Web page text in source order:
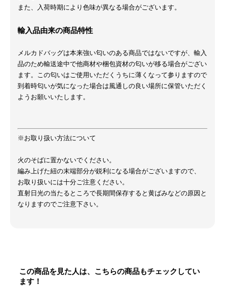
また、入荷時期により色味が異なる場合がございます。
輸入品由来の商品特性
メルカドバッグは本来強い匂いのある商品ではないですが、輸入
品のため輸送途中で他商材や梱包資材の匂いが移る場合がござい
ます。この匂いはご使用いただくうちに薄くなって参りますので
到着時匂いが気になった場合は風通しの良い場所に保管いただく
ようお願いいたします。
※お取り扱い方法について
火のそばに置かないでください。
編み上げた紐の末端部分が鋭利になる場合がございますので、
お取り扱いには十分ご注意ください。
直射日光の当たるところで長期間保存すると黄ばみなどの原因と
なりますのでご注意下さい。
この商品を見た人は、こちらの商品もチェックしてい
ます！